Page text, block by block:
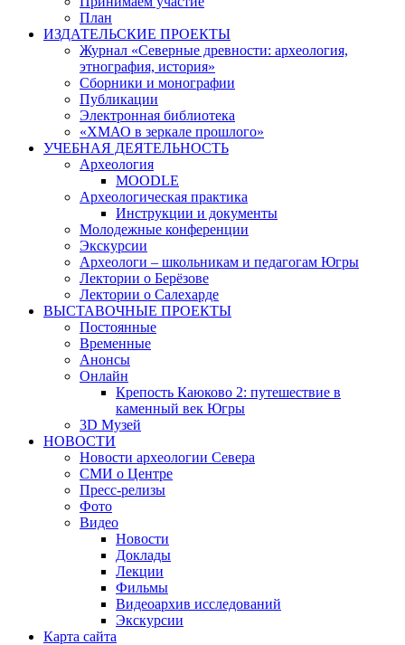
План
ИЗДАТЕЛЬСКИЕ ПРОЕКТЫ
Журнал «Северные древности: археология,
этнография, история»
Сборники и монографии
Публикации
Электронная библиотека
«ХМАО в зеркале прошлого»
УЧЕБНАЯ ДЕЯТЕЛЬНОСТЬ
Археология
MOODLE
Археологическая практика
Инструкции и документы
Молодежные конференции
Экскурсии
Археологи – школьникам и педагогам Югры
Лектории о Берёзове
Лектории о Салехарде
ВЫСТАВОЧНЫЕ ПРОЕКТЫ
Постоянные
Временные
Анонсы
Онлайн
Крепость Каюково 2: путешествие в
каменный век Югры
3D Музей
НОВОСТИ
Новости археологии Севера
СМИ о Центре
Пресс-релизы
Фото
Видео
Новости
Доклады
Лекции
Фильмы
Видеоархив исследований
Экскурсии
Карта сайта